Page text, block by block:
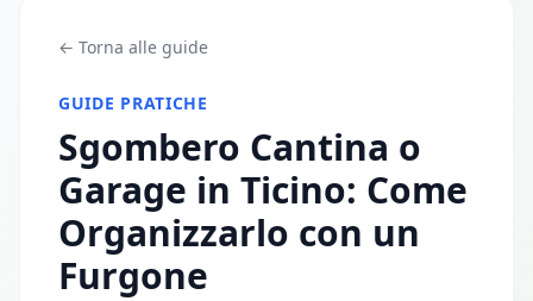
← Torna alle guide
GUIDE PRATICHE
Sgombero Cantina o
Garage in Ticino: Come
Organizzarlo con un
Furgone